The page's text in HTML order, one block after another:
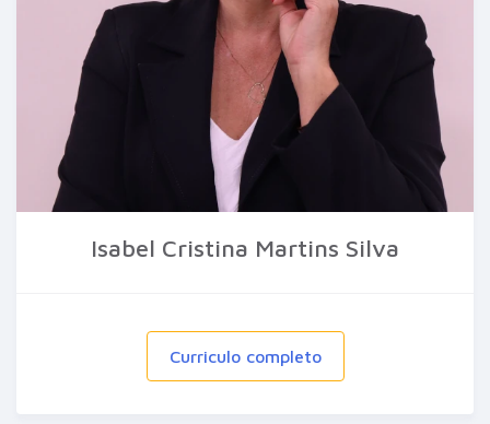
Isabel Cristina Martins Silva
Curriculo completo